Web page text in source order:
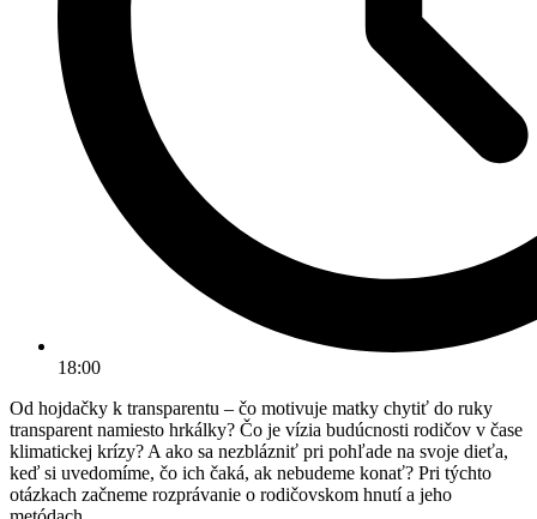
18:00
Od hojdačky k transparentu – čo motivuje matky chytiť do ruky
transparent namiesto hrkálky? Čo je vízia budúcnosti rodičov v čase
klimatickej krízy? A ako sa nezblázniť pri pohľade na svoje dieťa,
keď si uvedomíme, čo ich čaká, ak nebudeme konať? Pri týchto
otázkach začneme rozprávanie o rodičovskom hnutí a jeho